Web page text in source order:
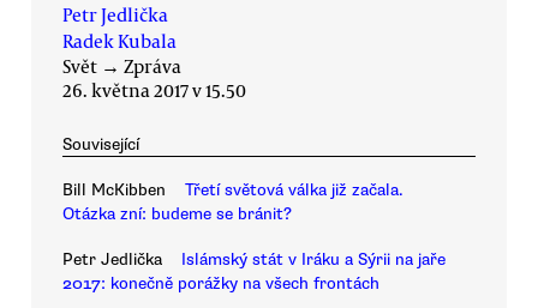
Petr Jedlička
Radek Kubala
Svět → Zpráva
26. května 2017 v 15.50
Související
Bill McKibben
Třetí světová válka již začala.
Otázka zní: budeme se bránit?
Petr Jedlička
Islámský stát v Iráku a Sýrii na jaře
2017: konečně porážky na všech frontách